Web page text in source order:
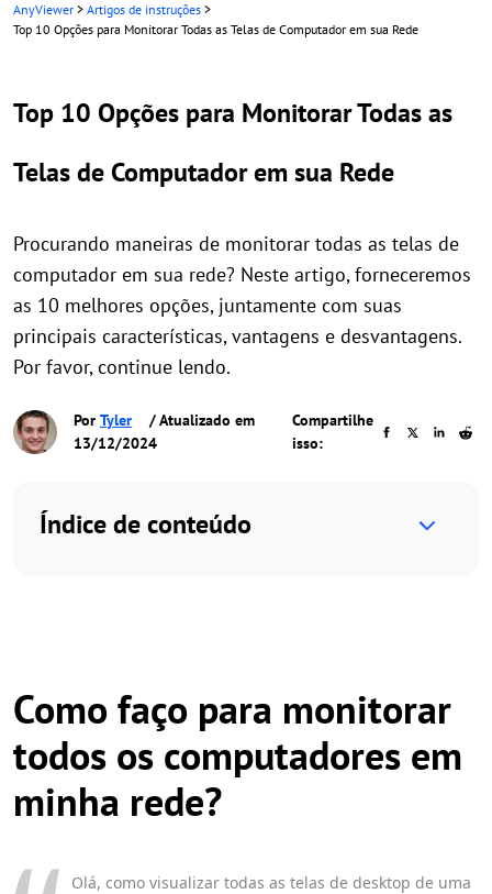
AnyViewer > Artigos de instruções >
Top 10 Opções para Monitorar Todas as Telas de Computador em sua Rede
Top 10 Opções para Monitorar Todas as
Telas de Computador em sua Rede
Procurando maneiras de monitorar todas as telas de
computador em sua rede? Neste artigo, forneceremos
as 10 melhores opções, juntamente com suas
principais características, vantagens e desvantagens.
Por favor, continue lendo.
Por Tyler
/ Atualizado em
13/12/2024
Compartilhe
isso:
Índice de conteúdo
Como faço para monitorar
todos os computadores em
minha rede?
Olá, como visualizar todas as telas de desktop de uma